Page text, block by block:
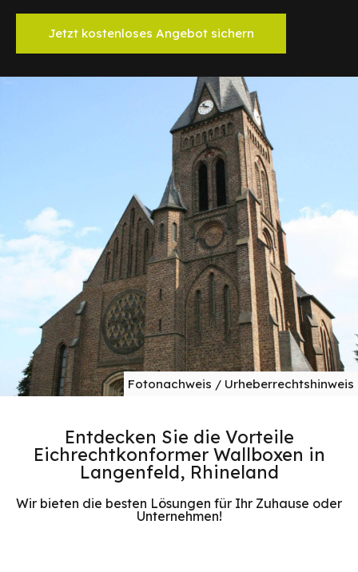
Jetzt kostenloses Angebot sichern
Fotonachweis / Urheberrechtshinweis
Entdecken Sie die Vorteile
Eichrechtkonformer Wallboxen in
Langenfeld, Rhineland
Wir bieten die besten Lösungen für Ihr Zuhause oder
Unternehmen!